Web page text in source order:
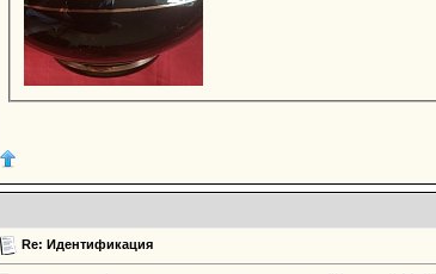
Re: Идентификация